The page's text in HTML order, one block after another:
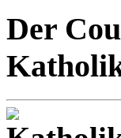
Der